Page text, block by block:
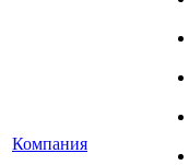
Компания